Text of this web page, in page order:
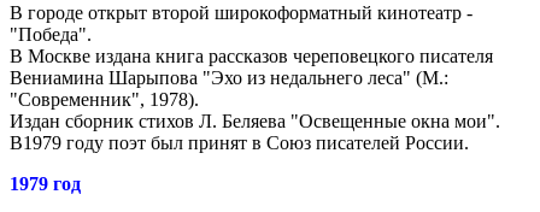
В городе открыт второй широкоформатный кинотеатр -
"Победа".
В Москве издана книга рассказов череповецкого писателя
Вениамина Шарыпова "Эхо из недальнего леса" (М.:
"Современник", 1978).
Издан сборник стихов Л. Беляева "Освещенные окна мои".
В1979 году поэт был принят в Союз писателей России.
1979 год